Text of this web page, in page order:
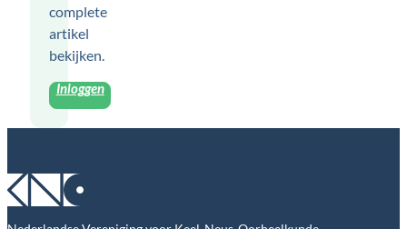
complete
artikel
bekijken.
Inloggen